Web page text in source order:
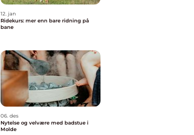
12. jan
Ridekurs: mer enn bare ridning på
bane
06. des
Nytelse og velvære med badstue i
Molde